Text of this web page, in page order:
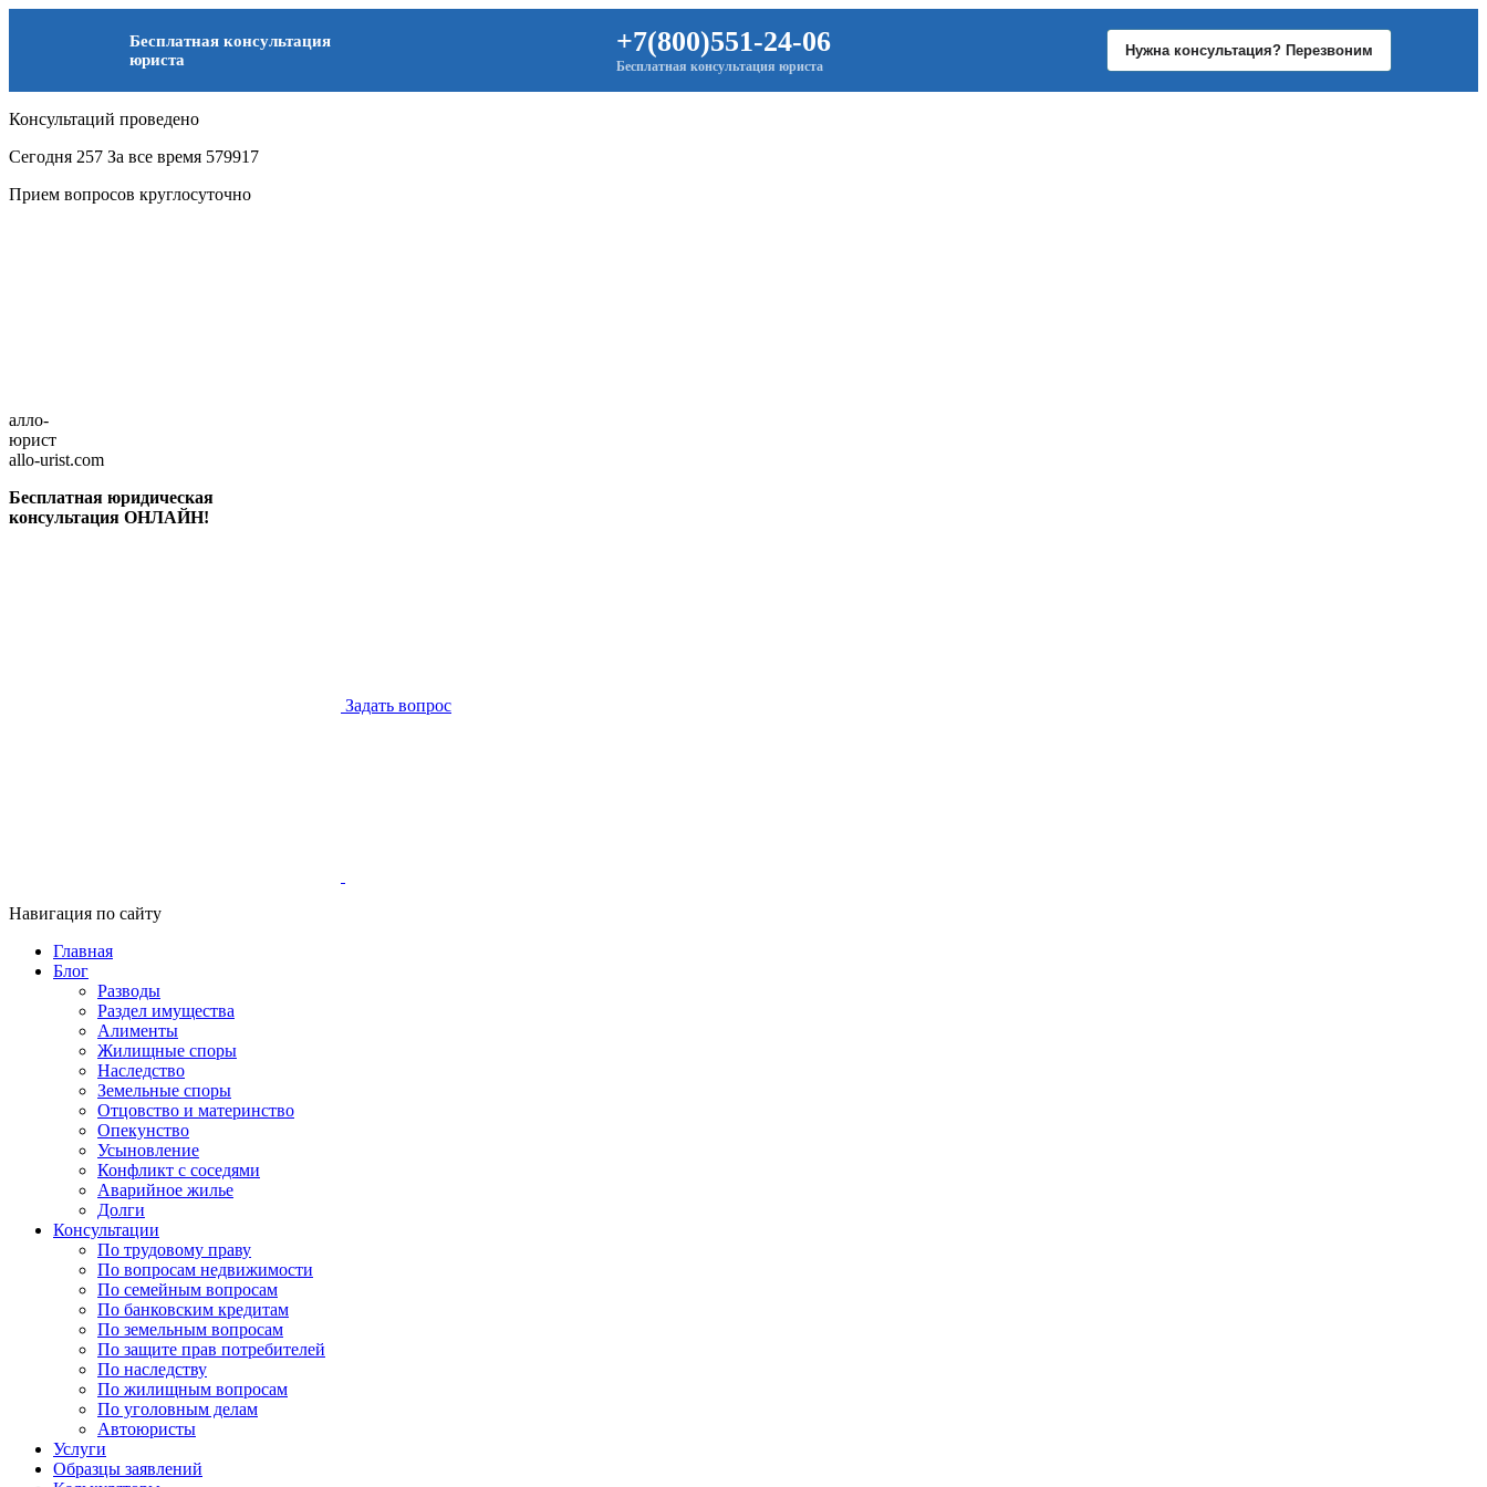
Бесплатная консультация
юриста
+7(800)551-24-06
Бесплатная консультация юриста
Нужна консультация? Перезвоним
Консультаций проведено
Сегодня 257 За все время 579917
Прием вопросов круглосуточно
алло-
юрист
allo-urist.com
Бесплатная юридическая
консультация ОНЛАЙН!
Задать вопрос
Навигация по сайту
Главная
Блог
Разводы
Раздел имущества
Алименты
Жилищные споры
Наследство
Земельные споры
Отцовство и материнство
Опекунство
Усыновление
Конфликт с соседями
Аварийное жилье
Долги
Консультации
По трудовому праву
По вопросам недвижимости
По семейным вопросам
По банковским кредитам
По земельным вопросам
По защите прав потребителей
По наследству
По жилищным вопросам
По уголовным делам
Автоюристы
Услуги
Образцы заявлений